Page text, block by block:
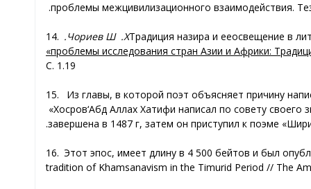
проблемы межцивилизационного взаимодействия.
14. Чориев Ш. Х.Традиция назира и ее
проблемы исследования стран Азии и Африки:
С. 1 19.
15.
Из главы, в которой поэт объясняет причину
Хосров»‘Абд Аллах Хатифи написал по совету
завершена в 1487 г., затем он приступил к поэме
16. Этот эпос, имеет длину в 4 500 бейтов и был
tradition of Khamsanavism in the Timurid Period // The